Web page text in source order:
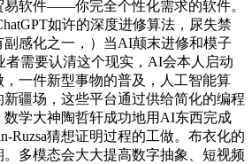
易软件——你完全个性化需求的软件。
如许的深度进修算法，尿失禁
感化之一，）当AI颠末进修和模子
需要认清这个现实，AI会本人启动
一件新型事物的普及，人工智能算
疆场，这些平台通过供给简化的编程
学大神陶哲轩成功地用AI东西完成
Ruzsa猜想证明过程的工做。布衣化的
多模态会大大提高数字抽象、短视频